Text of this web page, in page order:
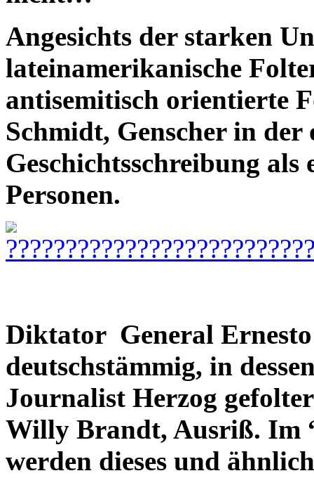
Angesichts der starken
lateinamerikanische
antisemitisch orientierte
Schmidt, Genscher in
Geschichtsschreibung
Personen.
Diktator General
deutschstämmig, in
Journalist Herzog
Willy Brandt, Ausriß. Im
werden dieses und